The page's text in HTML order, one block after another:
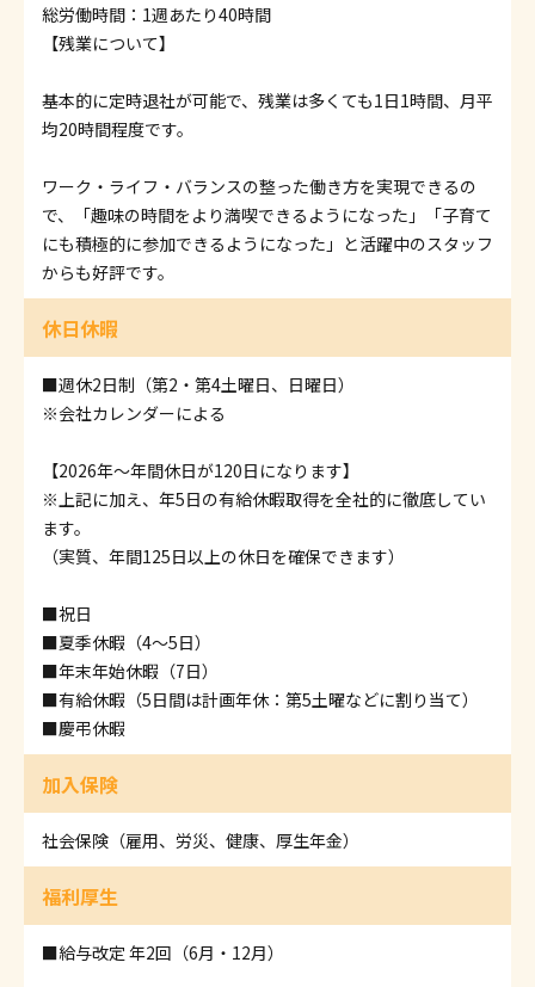
総労働時間：1週あたり40時間
【残業について】
基本的に定時退社が可能で、残業は多くても1日1時間、月平
均20時間程度です。
ワーク・ライフ・バランスの整った働き方を実現できるの
で、「趣味の時間をより満喫できるようになった」「子育て
にも積極的に参加できるようになった」と活躍中のスタッフ
からも好評です。
休日休暇
■週休2日制（第2・第4土曜日、日曜日）
※会社カレンダーによる
【2026年～年間休日が120日になります】
※上記に加え、年5日の有給休暇取得を全社的に徹底してい
ます。
（実質、年間125日以上の休日を確保できます）
■祝日
■夏季休暇（4～5日）
■年末年始休暇（7日）
■有給休暇（5日間は計画年休：第5土曜などに割り当て）
■慶弔休暇
加入保険
社会保険（雇用、労災、健康、厚生年金）
福利厚生
■給与改定 年2回（6月・12月）